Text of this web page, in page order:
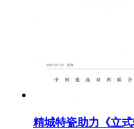
精城特瓷助力《立